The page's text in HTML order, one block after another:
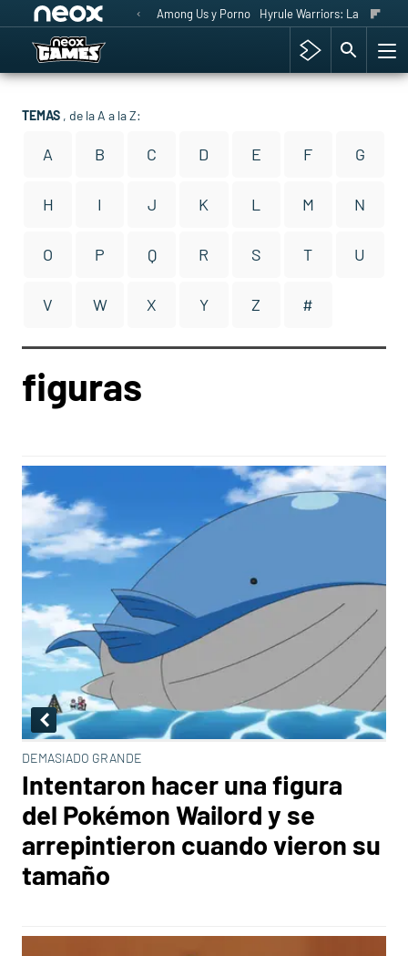
Among Us y Porno Hyrule Warriors: La Era del
TEMAS , de la A a la Z:
A B C D E F G
H I J K L M N
O P Q R S T U
V W X Y Z #
figuras
DEMASIADO GRANDE
Intentaron hacer una figura
del Pokémon Wailord y se
arrepintieron cuando vieron su
tamaño